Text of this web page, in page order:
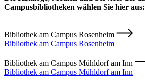
Campusbibliotheken wählen Sie hier aus:
Bibliothek am Campus Rosenheim
Bibliothek am Campus Rosenheim
Bibliothek am Campus Mühldorf am Inn
Bibliothek am Campus Mühldorf am Inn